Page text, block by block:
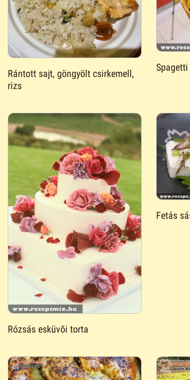
Rántott sajt, göngyölt csirkemell,
rizs
Rózsás esküvõi torta
Fetás